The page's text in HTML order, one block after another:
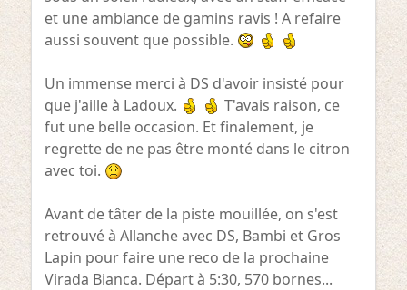
et une ambiance de gamins ravis ! A refaire
aussi souvent que possible.
Un immense merci à DS d'avoir insisté pour
que j'aille à Ladoux.
T'avais raison, ce
fut une belle occasion. Et finalement, je
regrette de ne pas être monté dans le citron
avec toi.
Avant de tâter de la piste mouillée, on s'est
retrouvé à Allanche avec DS, Bambi et Gros
Lapin pour faire une reco de la prochaine
Virada Bianca. Départ à 5:30, 570 bornes...